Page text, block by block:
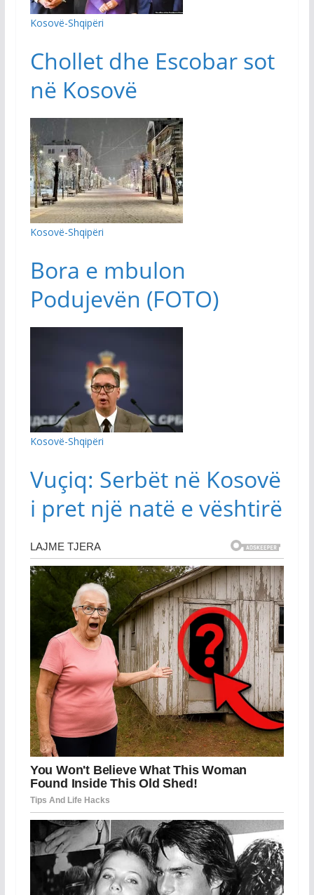
Kosovë-Shqipëri
Chollet dhe Escobar sot
në Kosovë
Kosovë-Shqipëri
Bora e mbulon
Podujevën (FOTO)
Kosovë-Shqipëri
Vuçiq: Serbët në Kosovë
i pret një natë e vështirë